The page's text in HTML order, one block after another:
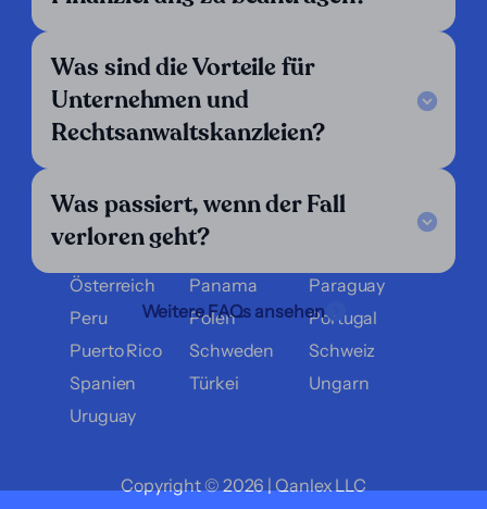
Was sind die Vorteile für
Unternehmen und
Rechtsanwaltskanzleien?
Was passiert, wenn der Fall
verloren geht?
Weitere FAQs ansehen
Brasilien
Chile
Dänemark
Deutschland
El Salvador
England
Finnland
Kroatien
Luxemburg
Mexiko
Nicaragua
Niederlande
Österreich
Panama
Paraguay
Peru
Polen
Portugal
Puerto Rico
Schweden
Schweiz
Spanien
Türkei
Ungarn
Uruguay